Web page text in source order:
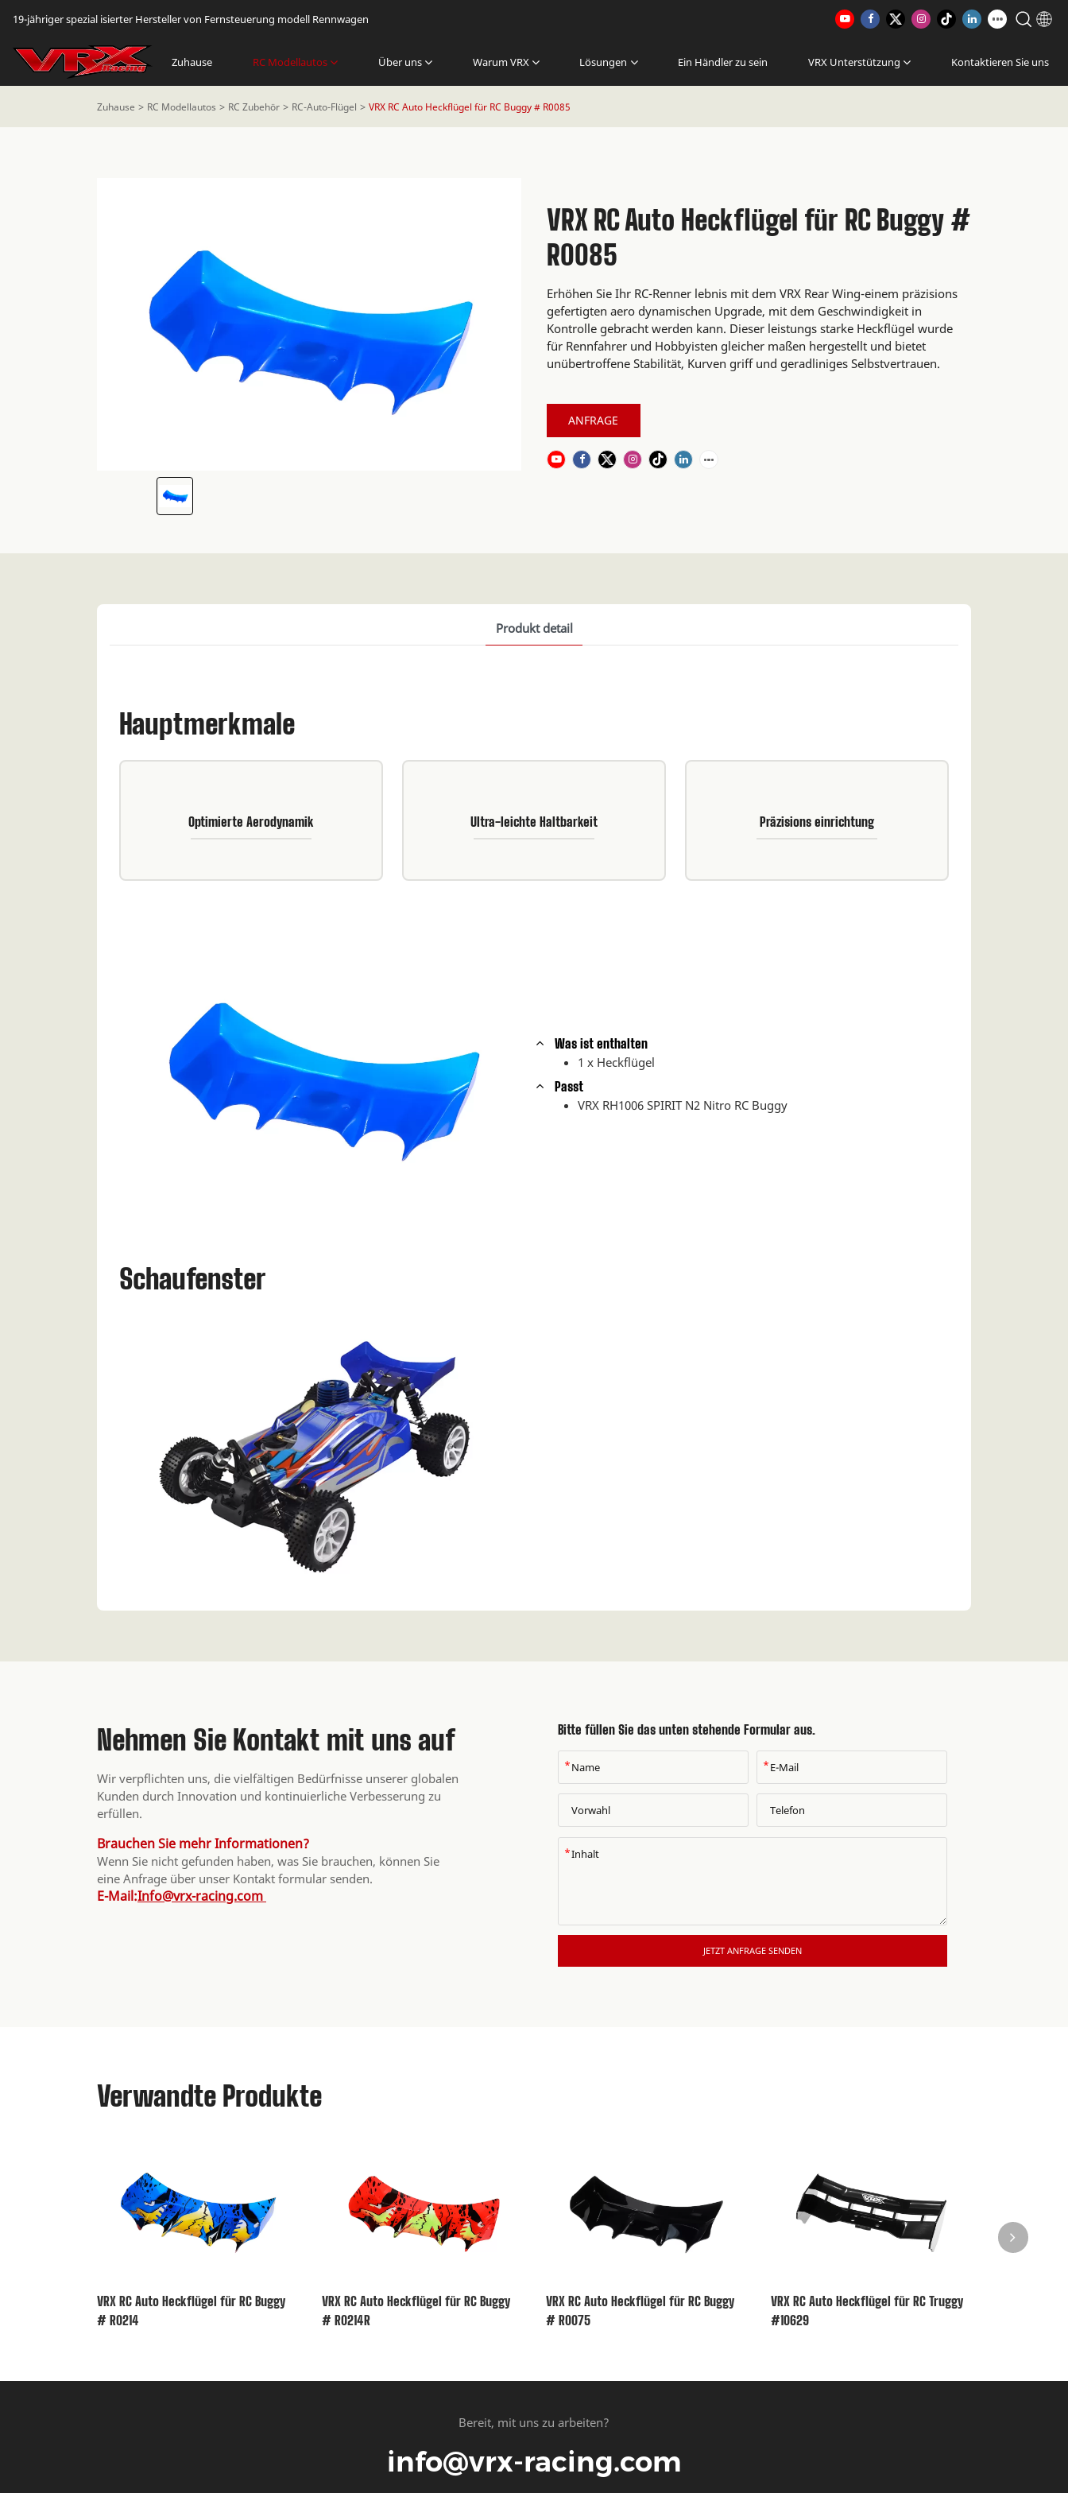
19-jähriger spezial isierter Hersteller von Fernsteuerung modell Rennwagen
Zuhause RC Modellautos Über uns Warum VRX Lösungen Ein Händler zu sein VRX Unterstützung Kontaktieren Sie uns
Zuhause RC Modellautos RC Zubehör RC-Auto-Flügel VRX RC Auto Heckflügel für RC Buggy # R0085
VRX RC Auto Heckflügel für RC Buggy #
R0085
Erhöhen Sie Ihr RC-Renner lebnis mit dem VRX Rear Wing-einem präzisions
gefertigten aero dynamischen Upgrade, mit dem Geschwindigkeit in
Kontrolle gebracht werden kann. Dieser leistungs starke Heckflügel wurde
für Rennfahrer und Hobbyisten gleicher maßen hergestellt und bietet
unübertroffene Stabilität, Kurven griff und geradliniges Selbstvertrauen.
ANFRAGE
Produkt detail
Hauptmerkmale
Optimierte Aerodynamik Ultra-leichte Haltbarkeit Präzisions einrichtung
Was ist enthalten
1 x Heckflügel
Passt
VRX RH1006 SPIRIT N2 Nitro RC Buggy
Schaufenster
Nehmen Sie Kontakt mit uns auf
Wir verpflichten uns, die vielfältigen Bedürfnisse unserer globalen
Kunden durch Innovation und kontinuierliche Verbesserung zu
erfüllen.
Brauchen Sie mehr Informationen?
Wenn Sie nicht gefunden haben, was Sie brauchen, können Sie
eine Anfrage über unser Kontakt formular senden.
E-Mail:Info@vrx-racing.com
Bitte füllen Sie das unten stehende Formular aus.
* *
*
JETZT ANFRAGE SENDEN
Verwandte Produkte
VRX RC Auto Heckflügel für RC Buggy
# R0214
VRX RC Auto Heckflügel für RC Buggy
# R0214R
VRX RC Auto Heckflügel für RC Buggy
# R0075
VRX RC Auto Heckflügel für RC Truggy
#10629
Bereit, mit uns zu arbeiten?
info@vrx-racing.com